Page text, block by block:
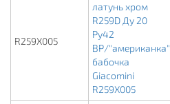
R259X005
латунь хром
R259D Ду 20
Ру42
ВР/"американка"
бабочка
Giacomini
R259X005